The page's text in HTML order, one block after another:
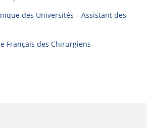
des Universités – Assistant des
Français des Chirurgiens